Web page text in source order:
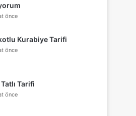
önce
Kurabiye Tarifi
önce
Tarifi
önce